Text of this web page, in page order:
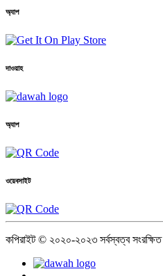
অ্যাপ
দাওয়াহ
অ্যাপ
ওয়েবসাইট
কপিরাইট © ২০২০-২০২৩ সর্বস্বত্ব সংরক্ষিত